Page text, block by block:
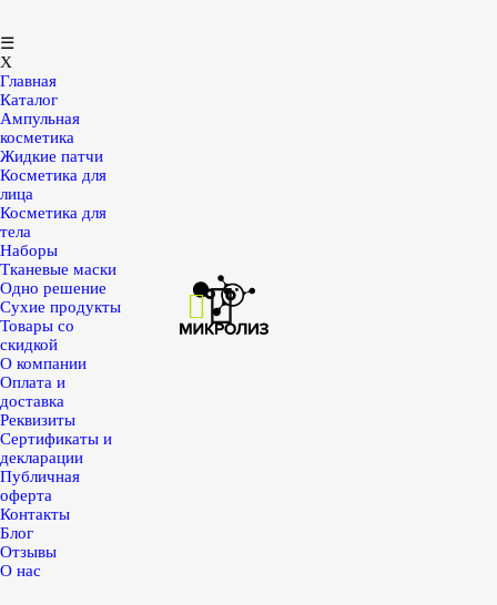
☰
X
Главная
Каталог
Ампульная
косметика
Жидкие патчи
Косметика для
лица
Косметика для
тела
Наборы
Тканевые маски
Одно решение
Сухие продукты
Товары со
скидкой
О компании
Оплата и
доставка
Реквизиты
Сертификаты и
декларации
Публичная
оферта
Контакты
Блог
Отзывы
О нас